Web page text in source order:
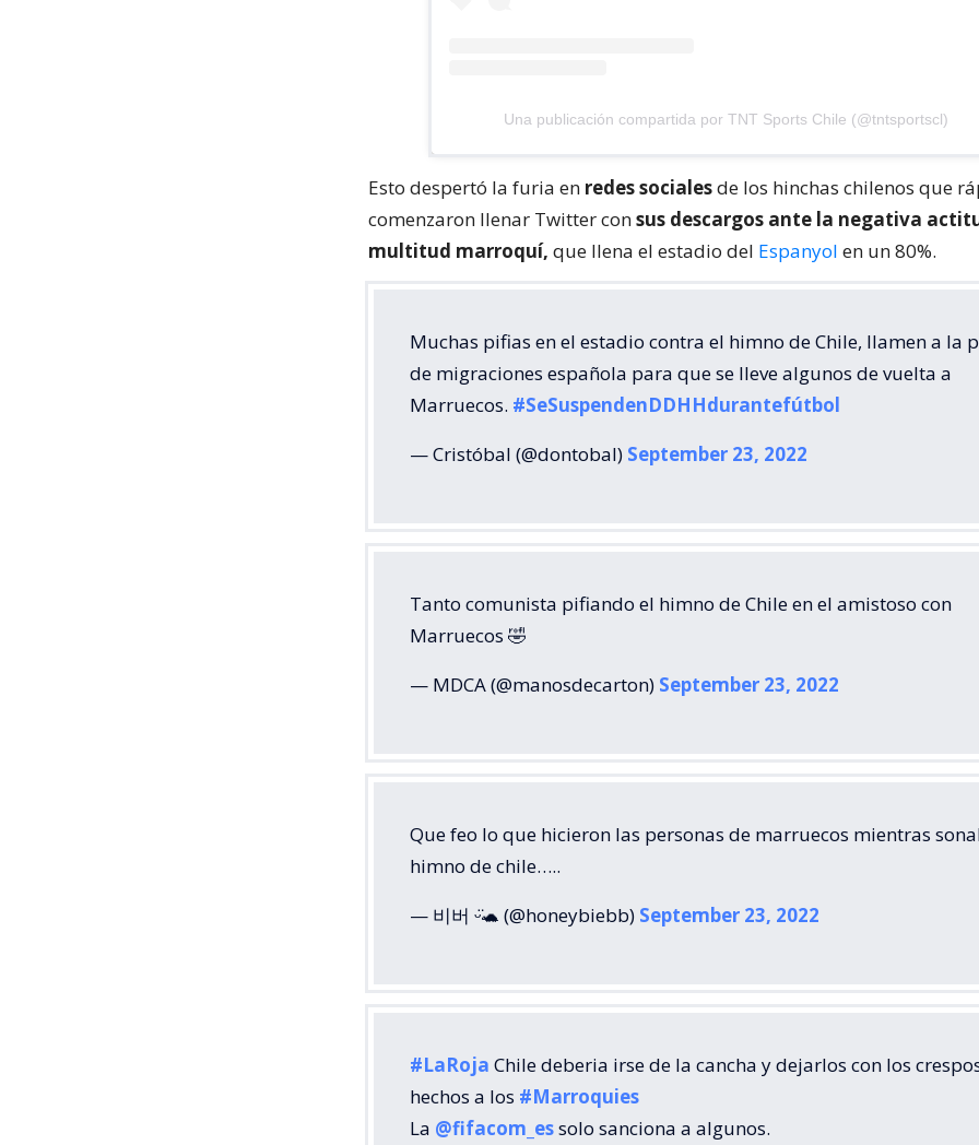
Una publicación compartida por TNT Sports Chile (@tntsportscl)
Esto despertó la furia en redes socialesde los hinchas chilenos que
comenzaron llenar Twitter consus descargos ante la negativa
multitud marroquí, que llena el estadio del Espanyol en un 80%.
Muchas pifias en el estadio contra el himno de Chile, llamen a la
de migraciones española para que se lleve algunos de vuelta a
Marruecos. #SeSuspendenDDHHdurantefútbol
— Cristóbal (@dontobal) September 23, 2022
Tanto comunista pifiando el himno de Chile en el amistoso con
Marruecos 🤣
— MDCA (@manosdecarton) September 23, 2022
Que feo lo que hicieron las personas de marruecos mientras
himno de chile…..
— 비버 ᵕ̈🐢 (@honeybiebb) September 23, 2022
#LaRoja Chile deberia irse de la cancha y dejarlos con los
hechos a los #Marroquies
La @fifacom_essolo sanciona a algunos.